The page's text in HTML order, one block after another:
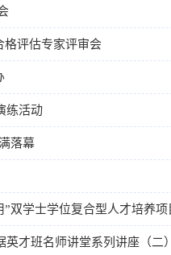
格评估专家评审会
练活动
落幕
双学士学位复合型人才培养
英才班名师讲堂系列讲座（二